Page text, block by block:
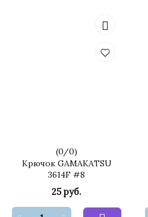
(0/0)
Крючок GAMAKATSU
3614F #8
25 руб.